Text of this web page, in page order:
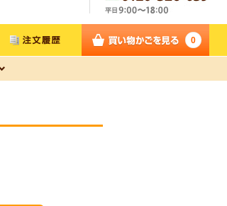
0